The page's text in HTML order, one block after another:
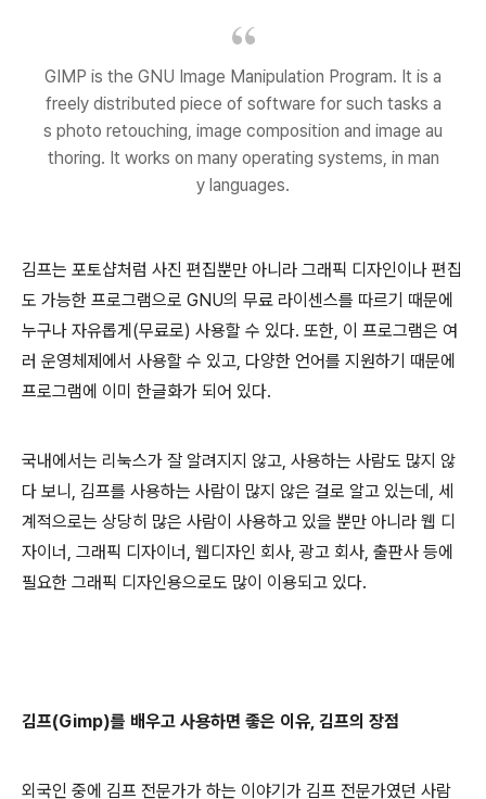
GIMP is the GNU Image Manipulation Program. It is a
freely distributed piece of software for such tasks a
s photo retouching, image composition and image au
thoring. It works on many operating systems, in man
y languages.
김프는 포토샵처럼 사진 편집뿐만 아니라 그래픽 디자인이나 편집
도 가능한 프로그램으로 GNU의 무료 라이센스를 따르기 때문에
누구나 자유롭게(무료로) 사용할 수 있다. 또한, 이 프로그램은 여
러 운영체제에서 사용할 수 있고, 다양한 언어를 지원하기 때문에
프로그램에 이미 한글화가 되어 있다.
국내에서는 리눅스가 잘 알려지지 않고, 사용하는 사람도 많지 않
다 보니, 김프를 사용하는 사람이 많지 않은 걸로 알고 있는데, 세
계적으로는 상당히 많은 사람이 사용하고 있을 뿐만 아니라 웹 디
자이너, 그래픽 디자이너, 웹디자인 회사, 광고 회사, 출판사 등에
필요한 그래픽 디자인용으로도 많이 이용되고 있다.
김프(Gimp)를 배우고 사용하면 좋은 이유, 김프의 장점
외국인 중에 김프 전문가가 하는 이야기가 김프 전문가였던 사람